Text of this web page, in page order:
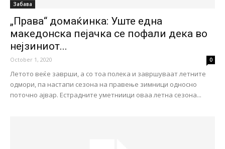
Забава
„Права“ домаќинка: Уште една
македонска пејачка се пофали дека во
нејзиниот...
October 1, 2020 0
Летото веќе заврши, а со тоа полека и завршуваат летните
одмори, па настапи сезона на правење зимници односно
поточно ајвар. Естрадните уметниици оваа летна сезона...